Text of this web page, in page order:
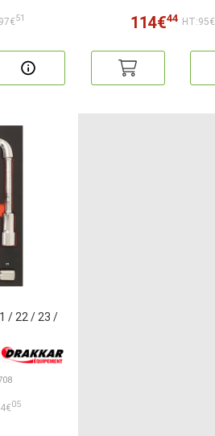
51 114€44 HT:95€
/ 22 / 23 /
05